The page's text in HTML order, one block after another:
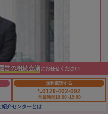
営の相続会議にお任せください
無料電話する
0120-402-092
営業時間10:00~19:00
紹介センターとは